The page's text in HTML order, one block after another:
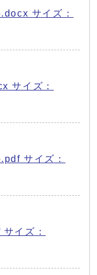
サイズ：
サイズ：
サイズ：
イズ：